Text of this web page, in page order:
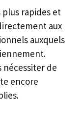
rapides et
aux
auxquels
nécessiter de
encore